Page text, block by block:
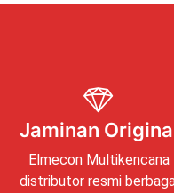
Jaminan
Elmecon Multikencana
distributor resmi